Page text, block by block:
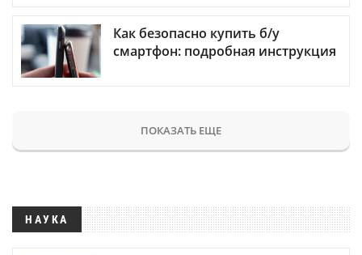
Как безопасно купить б/у
смартфон: подробная инструкция
ПОКАЗАТЬ ЕЩЕ
НАУКА